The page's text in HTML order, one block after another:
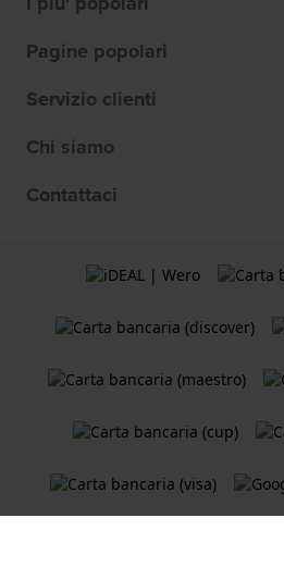
Pagine popolari
Servizio clienti
Chi siamo
Contattaci